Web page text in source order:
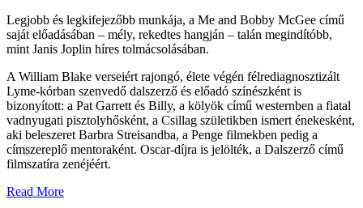
Legjobb és legkifejezőbb munkája, a Me and Bobby McGee című
saját előadásában – mély, rekedtes hangján – talán megindítóbb,
mint Janis Joplin híres tolmácsolásában.
A William Blake verseiért rajongó, élete végén félrediagnosztizált
Lyme-kórban szenvedő dalszerző és előadó színészként is
bizonyított: a Pat Garrett és Billy, a kölyök című westernben a fiatal
vadnyugati pisztolyhősként, a Csillag születikben ismert énekesként,
aki beleszeret Barbra Streisandba, a Penge filmekben pedig a
címszereplő mentoraként. Oscar-díjra is jelölték, a Dalszerző című
filmszatíra zenéjéért.
Read More